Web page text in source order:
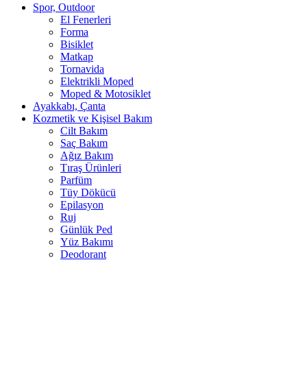
Spor, Outdoor
El Fenerleri
Forma
Bisiklet
Matkap
Tornavida
Elektrikli Moped
Moped & Motosiklet
Ayakkabı, Çanta
Kozmetik ve Kişisel Bakım
Cilt Bakım
Saç Bakım
Ağız Bakım
Tıraş Ürünleri
Parfüm
Tüy Dökücü
Epilasyon
Ruj
Günlük Ped
Yüz Bakımı
Deodorant